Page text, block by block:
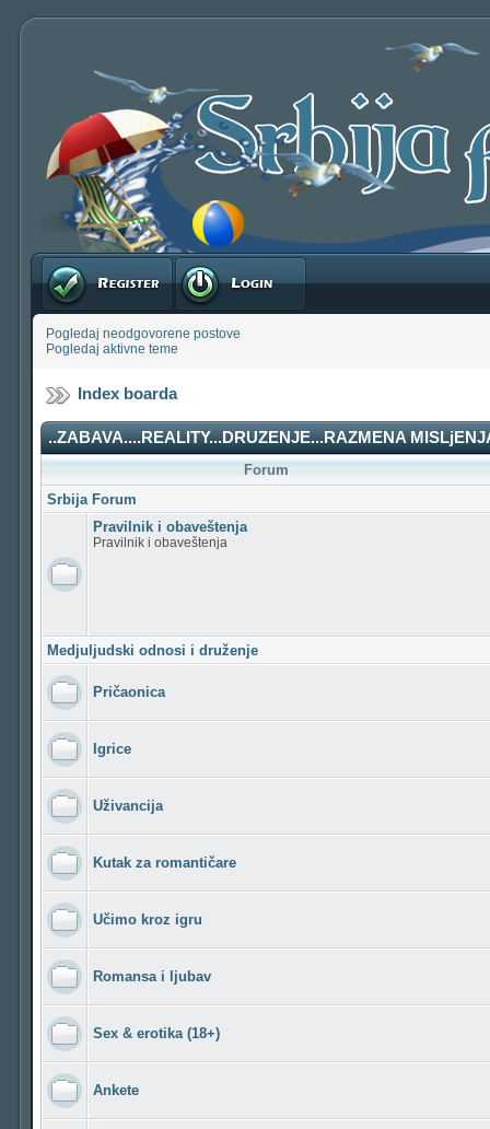
Registruj se Prijavite se
Pogledaj neodgovorene postove
Pogledaj aktivne teme
Index boarda
..ZABAVA....REALITY...DRUZENJE...RAZMENA
Forum
Srbija Forum
Pravilnik i obaveštenja
Pravilnik i obaveštenja
Medjuljudski odnosi i druženje
Pričaonica
Igrice
Uživancija
Kutak za romantičare
Učimo kroz igru
Romansa i ljubav
Sex & erotika (18+)
Ankete